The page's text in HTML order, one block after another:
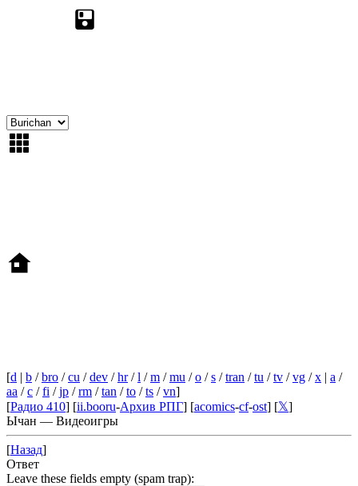
[d | b /bro /cu /dev /hr/l /m /mu /o /s /tran /tu /tv /vg /x | a /
aa /c /fi /jp /rm /tan /to /ts /vn]
[Радио 410] [ii.booru-Архив РПГ] [acomics-cf-ost] [𝕏]
Ычан — Видеоигры
[Назад]
Ответ
Leave these fields empty (spam trap):